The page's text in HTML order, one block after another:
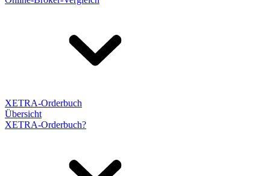
XETRA-Orderbuch
Übersicht
XETRA-Orderbuch?